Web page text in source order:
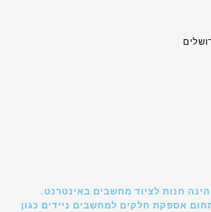
חנות לציוד מחשבים באינטרנט.
אספקת חלקים למחשבים ניידים כגון